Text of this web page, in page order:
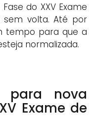
do XXV Exame
volta. Até por
tempo para que a
normalizada.
para nova
Exame de